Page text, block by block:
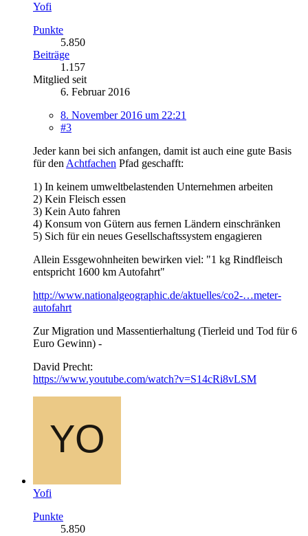
Yofi
Punkte
5.850
Beiträge
1.157
Mitglied seit
6. Februar 2016
8. November 2016 um 22:21
#3
Jeder kann bei sich anfangen, damit ist auch eine gute Basis
für den Achtfachen Pfad geschafft:
1) In keinem umweltbelastenden Unternehmen arbeiten
2) Kein Fleisch essen
3) Kein Auto fahren
4) Konsum von Gütern aus fernen Ländern einschränken
5) Sich für ein neues Gesellschaftssystem engagieren
Allein Essgewohnheiten bewirken viel: "1 kg Rindfleisch
entspricht 1600 km Autofahrt"
http://www.nationalgeographic.de/aktuelles/co2-…meter-
autofahrt
Zur Migration und Massentierhaltung (Tierleid und Tod für 6
Euro Gewinn) -
David Precht:
https://www.youtube.com/watch?v=S14cRi8vLSM
Yofi
Punkte
5.850